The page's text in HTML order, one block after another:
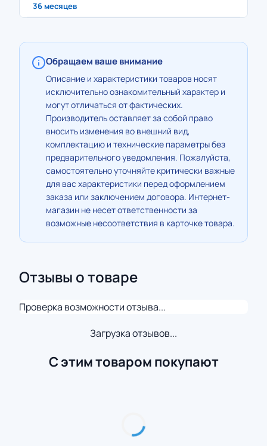
36 месяцев
Обращаем ваше внимание
Описание и характеристики товаров носят
исключительно ознакомительный характер и
могут отличаться от фактических.
Производитель оставляет за собой право
вносить изменения во внешний вид,
комплектацию и технические параметры без
предварительного уведомления. Пожалуйста,
самостоятельно уточняйте критически важные
для вас характеристики перед оформлением
заказа или заключением договора. Интернет-
магазин не несет ответственности за
возможные несоответствия в карточке товара.
Отзывы о товаре
Проверка возможности отзыва...
Загрузка отзывов...
С этим товаром покупают